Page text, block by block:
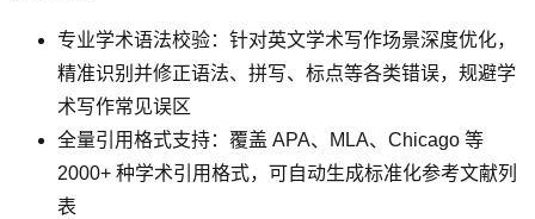
专业学术语法校验：针对英文学术写作场景深度优化，
精准识别并修正语法、拼写、标点等各类错误，规避学
术写作常见误区
全量引用格式支持：覆盖 APA、MLA、Chicago 等
2000+ 种学术引用格式，可自动生成标准化参考文献列
表